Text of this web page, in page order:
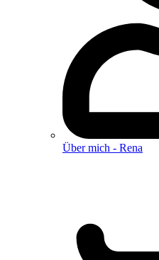
Über mich - Rena